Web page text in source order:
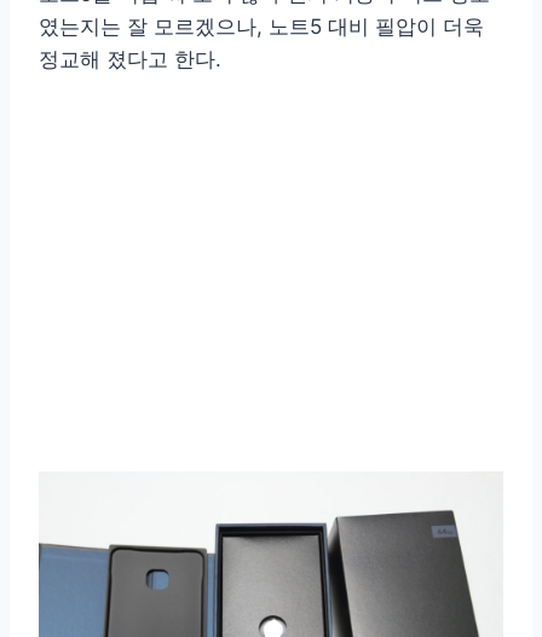
였는지는 잘 모르겠으나, 노트5 대비 필압이 더욱
정교해 졌다고 한다.